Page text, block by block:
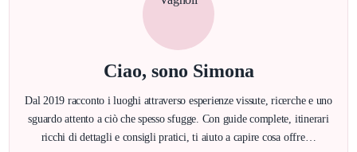
Ciao, sono Simona
Dal 2019 racconto i luoghi attraverso esperienze vissute, ricerche e uno
sguardo attento a ciò che spesso sfugge. Con guide complete, itinerari
ricchi di dettagli e consigli pratici, ti aiuto a capire cosa offre…